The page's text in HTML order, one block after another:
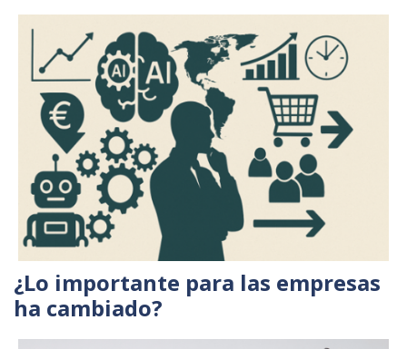
¿Lo importante para las empresas
ha cambiado?